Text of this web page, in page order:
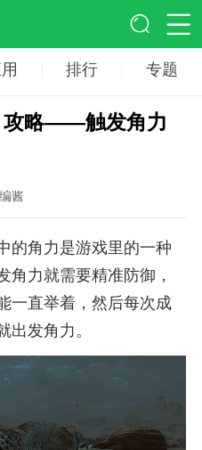
排行 专题
攻略——触发角力
酱
的角力是游戏里的一种
角力就需要精准防御，
一直举着，然后每次成
出发角力。